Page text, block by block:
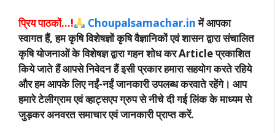
प्रिय पाठकों…! Choupalsamachar.inमें आपका
स्वागत हैं, हम कृषि विशेषज्ञों कृषि वैज्ञानिकों एवं शासन द्वारा संचालित
कृषि योजनाओं के विशेषज्ञ द्वारा गहन शोध कर Article प्रकाशित
किये जाते हैं आपसे निवेदन हैं इसी प्रकार हमारा सहयोग करते रहिये
और हम आपके लिए नईं-नईं जानकारी उपलब्ध करवाते रहेंगे। आप
हमारे टेलीग्राम एवं व्हाट्सएप ग्रुप से नीचे दी गई लिंक के माध्यम से
जुड़कर अनवरत समाचार एवं जानकारी प्राप्त करें.